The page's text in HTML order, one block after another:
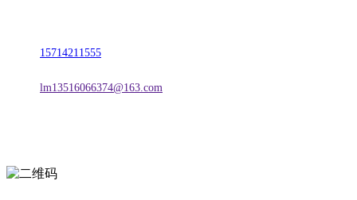
15714211555
lm13516066374@163.com